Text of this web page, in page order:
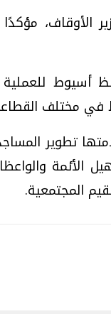
الأوقاف،
للعملية
في مختلف
تطوير
الأئمة
المجتمعية.